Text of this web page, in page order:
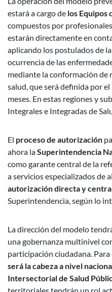
estará a cargo de los Equipos
compuestos por
estarán directamente en
aplicando los postulados de
ocurrencia de las
mediante la conformación de
salud, que será definida por
meses. En estas regiones y
Integrales e Integradas de
El proceso de autorización
ahora laSuperintendencia
como garante central de la
a servicios especializados de
autorización directa y
Superintendencia, según lo
La dirección del modelo
una gobernanza multinivel
participación ciudadana. Para
será la cabeza a nivel
Intersectorial de Salud